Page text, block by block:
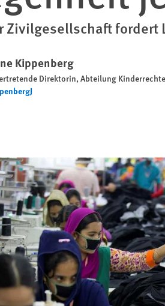
Zivilgesellschaft fordert
Kippenberg
Direktorin, Abteilung Kinderrechte